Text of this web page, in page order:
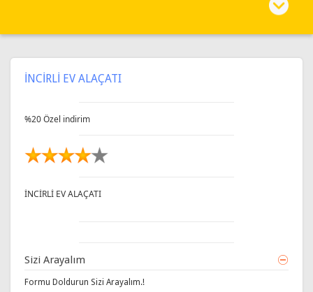
İNCİRLİ EV ALAÇATI
%20 Özel indirim
İNCİRLİ EV ALAÇATI
Sizi Arayalım
Formu Doldurun Sizi Arayalım.!